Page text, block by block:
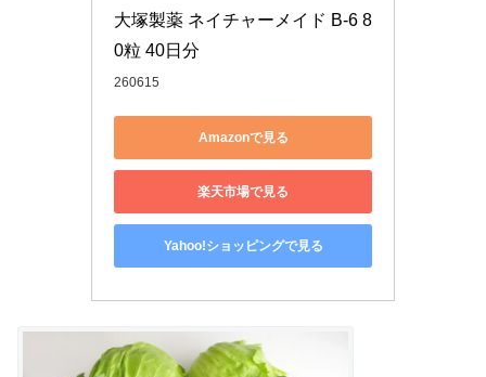
大塚製薬 ネイチャーメイド B-6 8
0粒 40日分
260615
Amazonで見る
楽天市場で見る
Yahoo!ショッピングで見る